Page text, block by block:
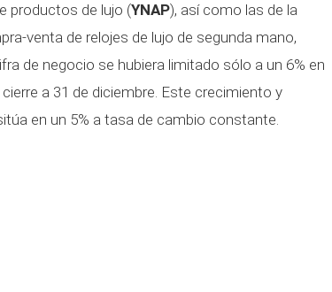
productos de lujo (YNAP), así como las de la
venta de relojes de lujo de segunda mano,
de negocio se hubiera limitado sólo a un 6% en
a 31 de diciembre. Este crecimiento y
en un 5% a tasa de cambio constante.